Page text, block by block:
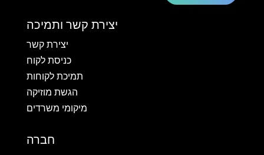
יצירת קשר ותמיכה
יצירת קשר
כניסת לקוח
תמיכת לקוחות
הגשת מוזיקה
מיקומי משרדים
חברה